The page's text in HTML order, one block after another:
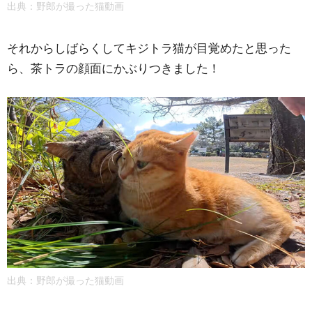
出典： 野郎が撮った猫動画
それからしばらくしてキジトラ猫が目覚めたと思った
ら、茶トラの顔面にかぶりつきました！
出典：野郎が撮った猫動画